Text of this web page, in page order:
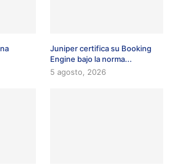
Juniper certifica su Booking
Engine bajo la norma...
5 agosto, 2026